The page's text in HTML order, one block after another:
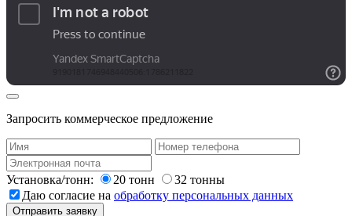
Запросить коммерческое предложение
Установка/тонн: 20 тонн
32 тонны
Даю согласие на обработку персональных данных